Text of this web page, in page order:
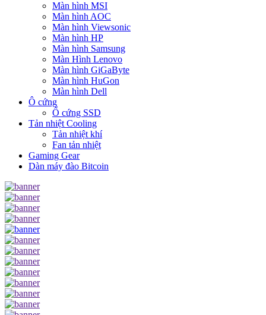
Màn hình MSI
Màn hình AOC
Màn hình Viewsonic
Màn hình HP
Màn hình Samsung
Màn Hình Lenovo
Màn hình GiGaByte
Màn hình HuGon
Màn hình Dell
Ô cứng
Ổ cứng SSD
Tản nhiệt Cooling
Tản nhiệt khí
Fan tản nhiệt
Gaming Gear
Dàn máy đào Bitcoin